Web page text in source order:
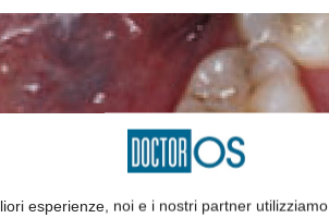
esperienze, noi e i nostri partner